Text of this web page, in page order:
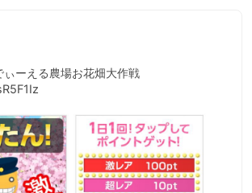
ーえる農場お花畑大作戦